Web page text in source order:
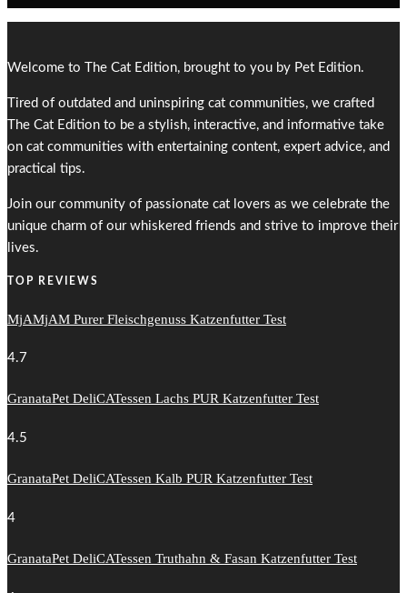
Welcome to The Cat Edition, brought to you by Pet Edition.
Tired of outdated and uninspiring cat communities, we crafted
The Cat Edition to be a stylish, interactive, and informative take
on cat communities with entertaining content, expert advice, and
practical tips.
Join our community of passionate cat lovers as we celebrate the
unique charm of our whiskered friends and strive to improve their
lives.
TOP REVIEWS
MjAMjAM Purer Fleischgenuss Katzenfutter Test
4.7
GranataPet DeliCATessen Lachs PUR Katzenfutter Test
4.5
GranataPet DeliCATessen Kalb PUR Katzenfutter Test
4
GranataPet DeliCATessen Truthahn & Fasan Katzenfutter Test